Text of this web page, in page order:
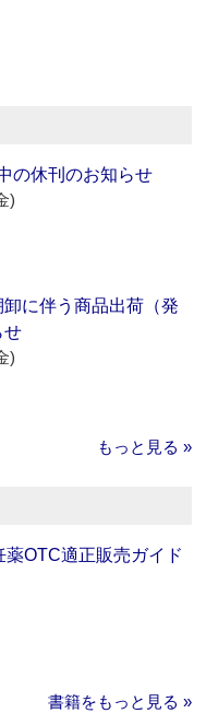
の休刊のお知らせ
)
に伴う商品出荷（発
せ
)
もっと見る »
薬OTC適正販売ガイド
書籍をもっと見る »